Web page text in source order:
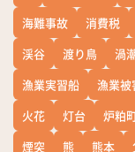
海難事故
消費税
渓谷
渡り鳥 渦
漁業実習船
漁業被
火花
灯台 炉粕
煙突
熊 熊本